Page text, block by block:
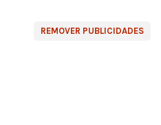
REMOVER PUBLICIDADES